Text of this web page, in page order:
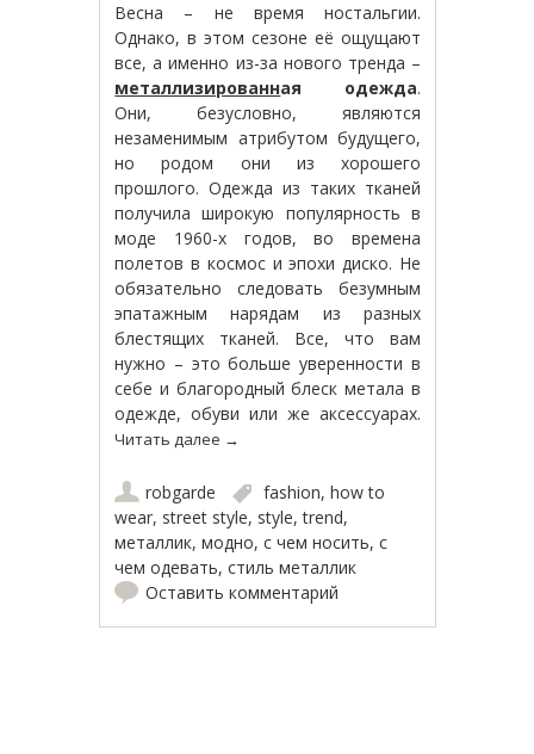
Весна – не время ностальгии.
Однако, в этом сезоне её ощущают
все, а именно из-за нового тренда –
металлизированная одежда.
Они, безусловно, являются
незаменимым атрибутом будущего,
но родом они из хорошего
прошлого. Одежда из таких тканей
получила широкую популярность в
моде 1960-х годов, во времена
полетов в космос и эпохи диско. Не
обязательно следовать безумным
эпатажным нарядам из разных
блестящих тканей. Все, что вам
нужно – это больше уверенности в
себе и благородный блеск метала в
одежде, обуви или же аксессуарах.
Читать далее →
robgarde fashion,how to
wear, street style, style,trend,
металлик,модно,с чем носить,с
чем одевать,стиль металлик
Оставить комментарий